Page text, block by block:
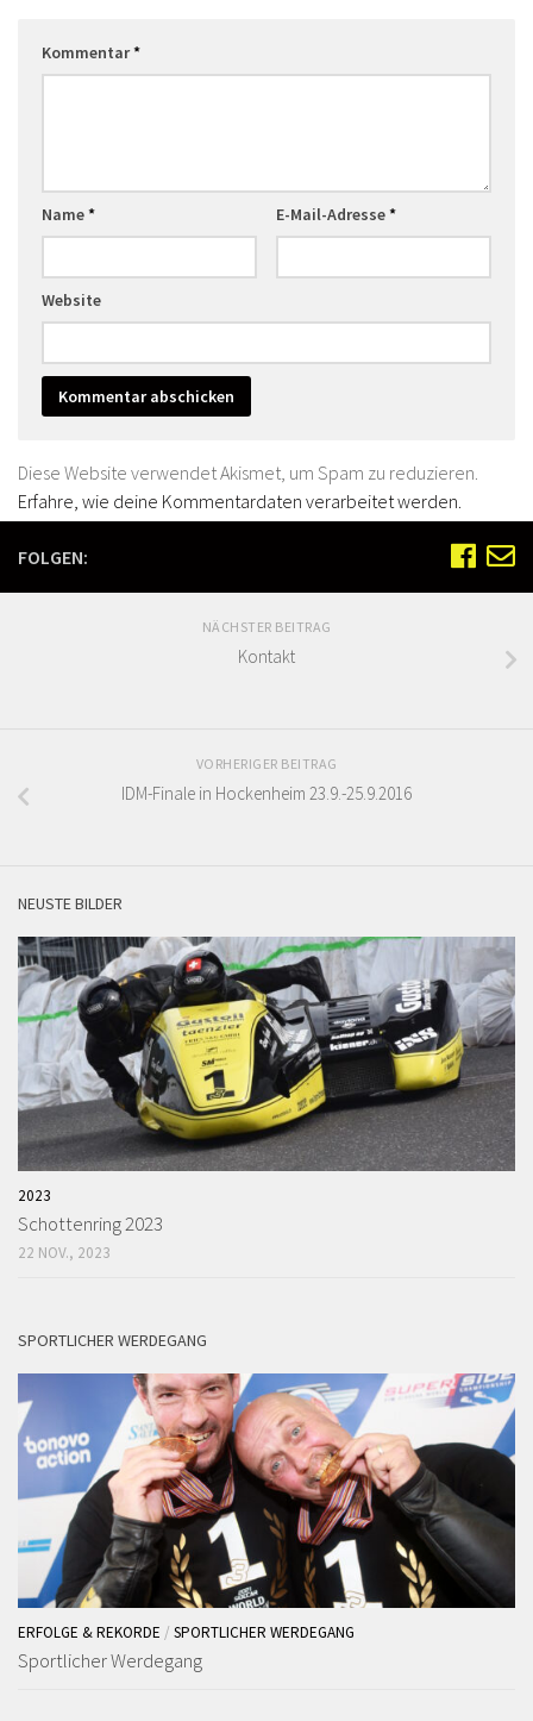
Kommentar*
Name* E-Mail-Adresse*
Website
Diese Website verwendet Akismet, um Spam zu reduzieren.
Erfahre, wie deine Kommentardaten verarbeitet werden.
FOLGEN:
NÄCHSTER BEITRAG
Kontakt
VORHERIGER BEITRAG
IDM-Finale in Hockenheim 23.9.-25.9.2016
NEUSTE BILDER
2023
Schottenring 2023
22 NOV., 2023
SPORTLICHER WERDEGANG
ERFOLGE & REKORDE / SPORTLICHER WERDEGANG
Sportlicher Werdegang